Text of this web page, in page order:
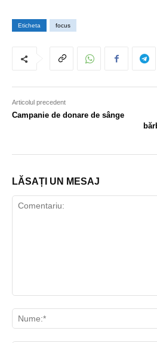
Eticheta focus
Articolul precedent
Campanie de donare de sânge
LĂSAȚI UN MESAJ